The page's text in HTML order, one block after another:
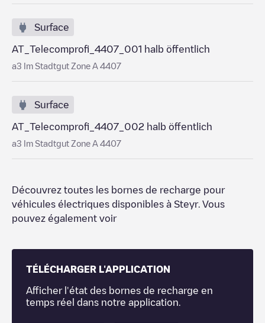
Surface
AT_Telecomprofi_4407_001 halb öffentlich
a3 Im Stadtgut Zone A 4407
Surface
AT_Telecomprofi_4407_002 halb öffentlich
a3 Im Stadtgut Zone A 4407
Découvrez toutes les bornes de recharge pour
véhicules électriques disponibles à Steyr. Vous
pouvez également voir
TÉLÉCHARGER L'APPLICATION
Afficher l'état des bornes de recharge en
temps réel dans notre application.